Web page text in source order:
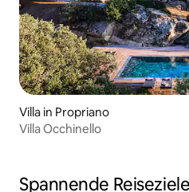
Villa in Propriano
Villa Occhinello
Spannende Reiseziele